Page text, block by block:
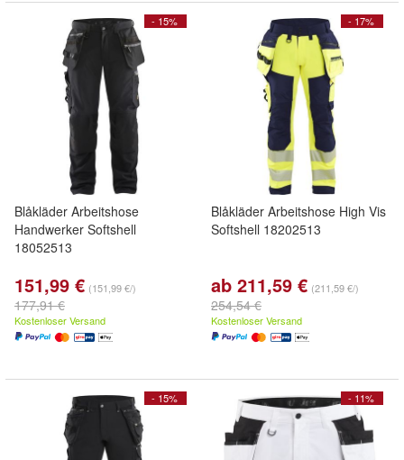
- 15%
Blåkläder Arbeitshose
Handwerker Softshell
18052513
151,99 € (151,99 €/)
177,91 €
Kostenloser Versand
- 17%
Blåkläder Arbeitshose High Vis
Softshell 18202513
ab 211,59 € (211,59 €/)
254,54 €
Kostenloser Versand
- 15% - 11%